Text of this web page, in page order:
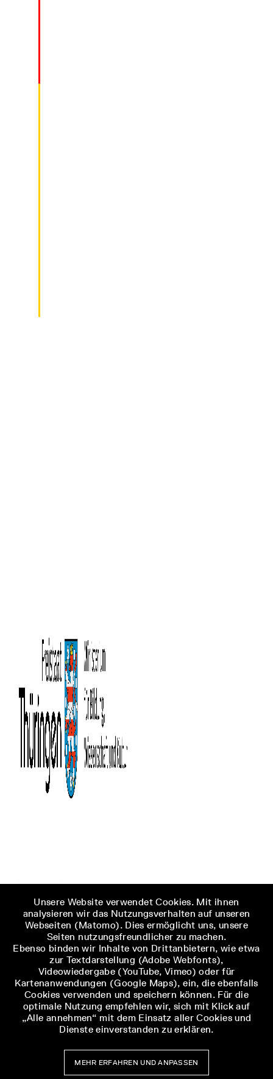
Unsere Website verwendet Cookies. Mit ihnen
analysieren wir das Nutzungsverhalten auf unseren
Webseiten (Matomo). Dies ermöglicht uns, unsere
Seiten nutzungsfreundlicher zu machen.
Ebenso binden wir Inhalte von Drittanbietern, wie etwa
zur Textdarstellung (Adobe Webfonts),
Videowiedergabe (YouTube, Vimeo) oder für
Kartenanwendungen (Google Maps), ein, die ebenfalls
Cookies verwenden und speichern können. Für die
optimale Nutzung empfehlen wir, sich mit Klick auf
„Alle annehmen“ mit dem Einsatz aller Cookies und
Dienste einverstanden zu erklären.
MEHR ERFAHREN UND ANPASSEN